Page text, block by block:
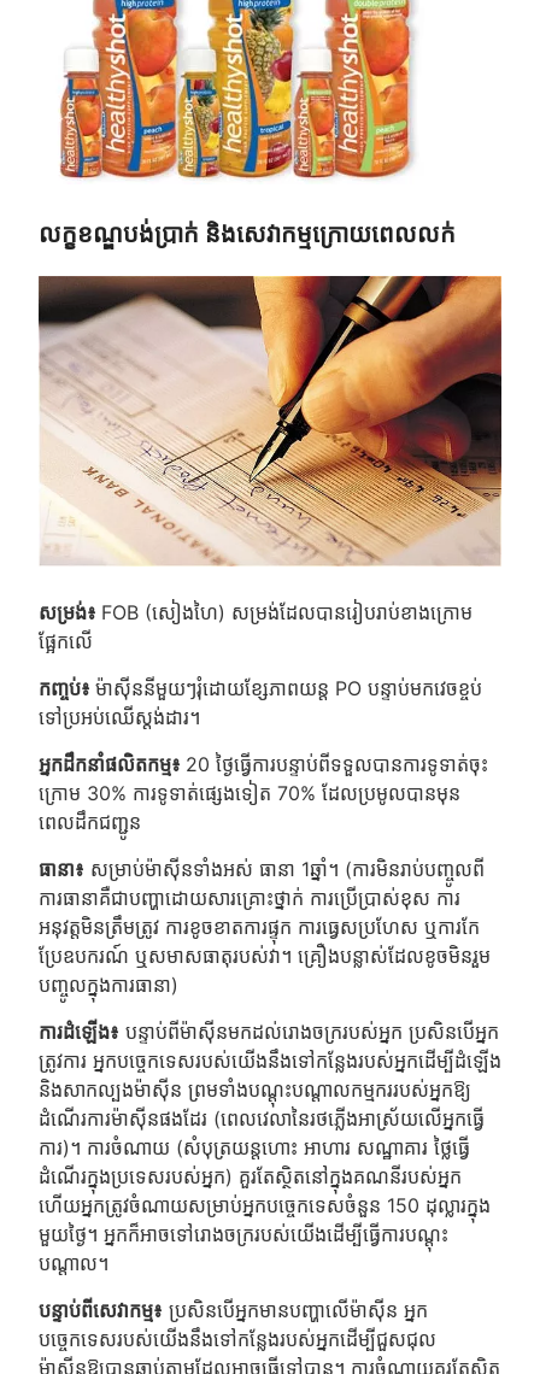
លក្ខខណ្ឌបង់ប្រាក់ និងសេវាកម្មក្រោយពេលលក់
សម្រង់៖ FOB (សៀងហៃ) សម្រង់ដែលបានរៀបរាប់ខាងក្រោម
ផ្អែកលើ
កញ្ចប់៖ ម៉ាស៊ីននីមួយៗរុំដោយខ្សែភាពយន្ត PO បន្ទាប់មកវេចខ្ចប់
ទៅប្រអប់ឈើស្តង់ដារ។
អ្នកដឹកនាំផលិតកម្ម៖ 20 ថ្ងៃធ្វើការបន្ទាប់ពីទទួលបានការទូទាត់ចុះ
ក្រោម 30% ការទូទាត់ផ្សេងទៀត 70% ដែលប្រមូលបានមុន
ពេលដឹកជញ្ជូន
ធានា៖ សម្រាប់ម៉ាស៊ីនទាំងអស់ ធានា 1ឆ្នាំ។ (ការមិនរាប់បញ្ចូលពី
ការធានាគឺជាបញ្ហាដោយសារគ្រោះថ្នាក់ ការប្រើប្រាស់ខុស ការ
អនុវត្តមិនត្រឹមត្រូវ ការខូចខាតការផ្ទុក ការធ្វេសប្រហែស ឬការកែ
ប្រែឧបករណ៍ ឬសមាសធាតុរបស់វា។ គ្រឿងបន្លាស់ដែលខូចមិនរួម
បញ្ចូលក្នុងការធានា)
ការដំឡើង៖ បន្ទាប់ពីម៉ាស៊ីនមកដល់រោងចក្ររបស់អ្នក ប្រសិនបើអ្នក
ត្រូវការ អ្នកបច្ចេកទេសរបស់យើងនឹងទៅកន្លែងរបស់អ្នកដើម្បីដំឡើង
និងសាកល្បងម៉ាស៊ីន ព្រមទាំងបណ្តុះបណ្តាលកម្មកររបស់អ្នកឱ្យ
ដំណើរការម៉ាស៊ីនផងដែរ (ពេលវេលានៃរថភ្លើងអាស្រ័យលើអ្នកធ្វើ
ការ)។ ការចំណាយ (សំបុត្រយន្តហោះ អាហារ សណ្ឋាគារ ថ្លៃធ្វើ
ដំណើរក្នុងប្រទេសរបស់អ្នក) គួរតែស្ថិតនៅក្នុងគណនីរបស់អ្នក
ហើយអ្នកត្រូវចំណាយសម្រាប់អ្នកបច្ចេកទេសចំនួន 150 ដុល្លារក្នុង
មួយថ្ងៃ។ អ្នកក៏អាចទៅរោងចក្ររបស់យើងដើម្បីធ្វើការបណ្តុះ
បណ្តាល។
បន្ទាប់ពីសេវាកម្ម៖ ប្រសិនបើអ្នកមានបញ្ហាលើម៉ាស៊ីន អ្នក
បច្ចេកទេសរបស់យើងនឹងទៅកន្លែងរបស់អ្នកដើម្បីជួសជុល
ម៉ាស៊ីនឱ្យបានឆាប់តាមដែលអាចធ្វើទៅបាន។ ការចំណាយគួរតែស្ថិត